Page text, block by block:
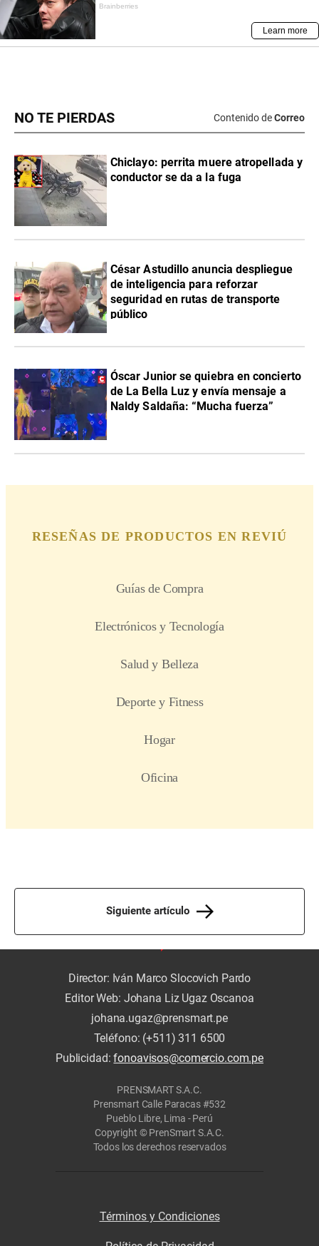
NO TE PIERDAS Contenido deCorreo
Chiclayo: perrita muere atropellada y
conductor se da a la fuga
César Astudillo anuncia despliegue
de inteligencia para reforzar
seguridad en rutas de transporte
público
Óscar Junior se quiebra en concierto
de La Bella Luz y envía mensaje a
Naldy Saldaña: “Mucha fuerza”
Siguiente artículo
Director: Iván Marco Slocovich Pardo
Editor Web: Johana Liz Ugaz Oscanoa
johana.ugaz@prensmart.pe
Teléfono: (+511) 311 6500
Publicidad:fonoavisos@comercio.com.pe
PRENSMART S.A.C.
Prensmart Calle Paracas #532
Pueblo Libre, Lima - Perú
Copyright © PrenSmart S.A.C.
Todos los derechos reservados
Términos y Condiciones